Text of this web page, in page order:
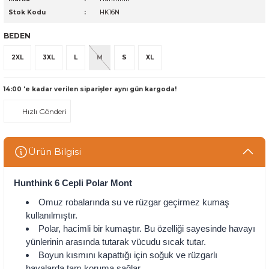
Stok Kodu
HK16N
BEDEN
2XL 3XL L M S XL
14:00 'e kadar verilen siparişler aynı gün kargoda!
Hızlı Gönderi
Ürün Bilgisi
Hunthink 6 Cepli Polar Mont
Omuz robalarında su ve rüzgar geçirmez kumaş
kullanılmıştır.
Polar, hacimli bir kumaştır. Bu özelliği sayesinde havayı
yünlerinin arasında tutarak vücudu sıcak tutar.
Boyun kısmını kapattığı için soğuk ve rüzgarlı